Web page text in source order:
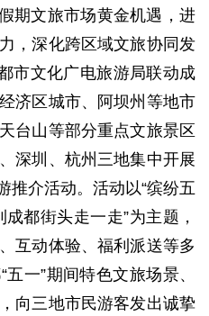
期文旅市场黄金机遇，进
，深化跨区域文旅协同发
市文化广电旅游局联动成
济区城市、阿坝州等地市
台山等部分重点文旅景区
深圳、杭州三地集中开展
推介活动。活动以“缤纷五
都街头走一走”为主题，
互动体验、福利派送等多
一”期间特色文旅场景、
向三地市民游客发出诚挚